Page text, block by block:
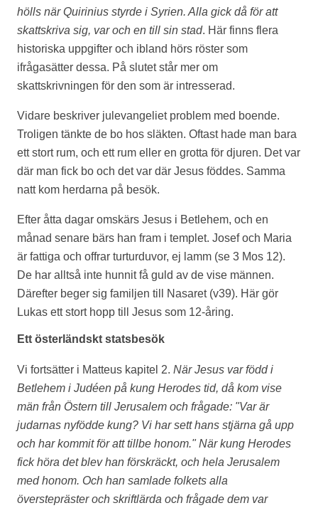
hölls när Quirinius styrde i Syrien. Alla gick då för att
skattskriva sig, var och en till sin stad. Här finns flera
historiska uppgifter och ibland hörs röster som
ifrågasätter dessa. På slutet står mer om
skattskrivningen för den som är intresserad.
Vidare beskriver julevangeliet problem med boende.
Troligen tänkte de bo hos släkten. Oftast hade man bara
ett stort rum, och ett rum eller en grotta för djuren. Det var
där man fick bo och det var där Jesus föddes. Samma
natt kom herdarna på besök.
Efter åtta dagar omskärs Jesus i Betlehem, och en
månad senare bärs han fram i templet. Josef och Maria
är fattiga och offrar turturduvor, ej lamm (se 3 Mos 12).
De har alltså inte hunnit få guld av de vise männen.
Därefter beger sig familjen till Nasaret (v39). Här gör
Lukas ett stort hopp till Jesus som 12-åring.
Ett österländskt statsbesök
Vi fortsätter i Matteus kapitel 2. När Jesus var född i
Betlehem i Judéen på kung Herodes tid, då kom vise
män från Östern till Jerusalem och frågade: "Var är
judarnas nyfödde kung? Vi har sett hans stjärna gå upp
och har kommit för att tillbe honom."När kung Herodes
fick höra det blev han förskräckt, och hela Jerusalem
med honom. Och han samlade folkets alla
överstepräster och skriftlärda och frågade dem var